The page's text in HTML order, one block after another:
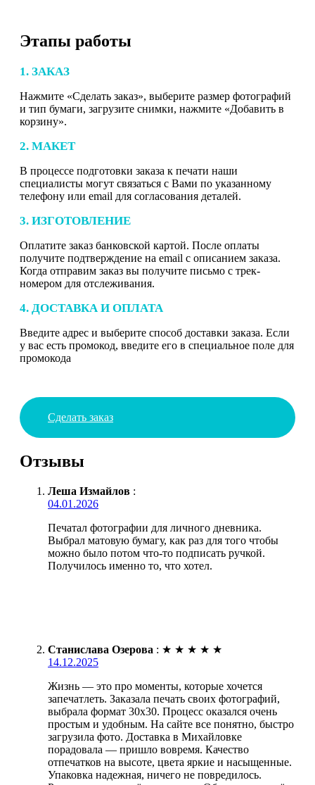
Этапы работы
1. ЗАКАЗ
Нажмите «Сделать заказ», выберите размер фотографий
и тип бумаги, загрузите снимки, нажмите «Добавить в
корзину».
2. МАКЕТ
В процессе подготовки заказа к печати наши
специалисты могут связаться с Вами по указанному
телефону или email для согласования деталей.
3. ИЗГОТОВЛЕНИЕ
Оплатите заказ банковской картой. После оплаты
получите подтверждение на email с описанием заказа.
Когда отправим заказ вы получите письмо с трек-
номером для отслеживания.
4. ДОСТАВКА И ОПЛАТА
Введите адрес и выберите способ доставки заказа. Если
у вас есть промокод, введите его в специальное поле для
промокода
Сделать заказ
Отзывы
Леша Измайлов :
04.01.2026
Печатал фотографии для личного дневника.
Выбрал матовую бумагу, как раз для того чтобы
можно было потом что-то подписать ручкой.
Получилось именно то, что хотел.
Станислава Озерова : ★ ★ ★ ★ ★
14.12.2025
Жизнь — это про моменты, которые хочется
запечатлеть. Заказала печать своих фотографий,
выбрала формат 30х30. Процесс оказался очень
простым и удобным. На сайте все понятно, быстро
загрузила фото. Доставка в Михайловке
порадовала — пришло вовремя. Качество
отпечатков на высоте, цвета яркие и насыщенные.
Упаковка надежная, ничего не повредилось.